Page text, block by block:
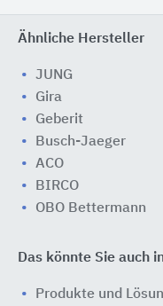
Ähnliche Hersteller
JUNG
Gira
Geberit
Busch-Jaeger
ACO
BIRCO
OBO Bettermann
Das könnte Sie auch
Produkte und